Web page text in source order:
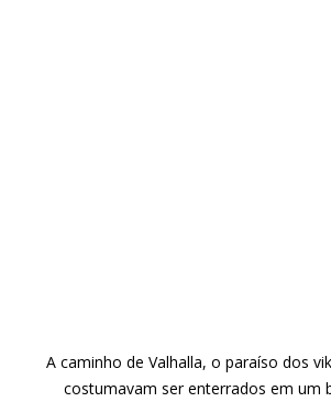
A caminho de Valhalla, o paraíso dos
costumavam ser enterrados em um